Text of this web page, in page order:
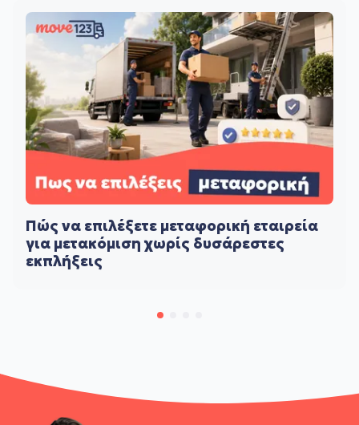
Πώς να επιλέξετε μεταφορική εταιρεία
για μετακόμιση χωρίς δυσάρεστες
εκπλήξεις